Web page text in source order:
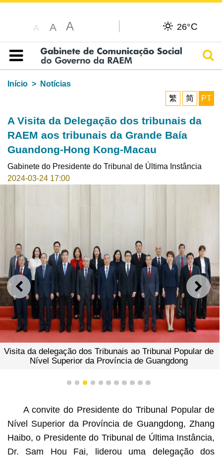
A A A 26°C
Índice
Início
Notícias
繁
简 PT
A Visita da Delegação dos tribunais da
RAEM aos tribunais da Grande Baía
Guandong-Hong Kong-Macau
Gabinete do Presidente do Tribunal de Última Instância
2024-03-24 17:00
ANTERIOR
Visita da delegação dos Tribunais ao Tribunal Popular de
Nível Superior da Província de Guangdong
1 2 3 4 5 6 7 8 9 1011
A convite do Presidente do Tribunal Popular de
Nível Superior da Província de Guangdong, Zhang
Haibo, o Presidente do Tribunal de Última Instância,
Dr. Sam Hou Fai, liderou uma delegação dos